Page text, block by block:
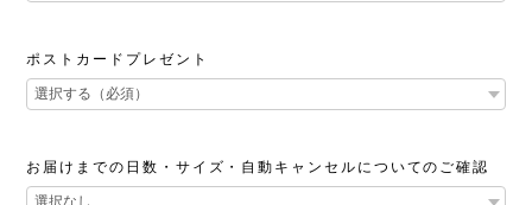
ポストカードプレゼント
お届けまでの日数・サイズ・自動キャンセルについてのご確認